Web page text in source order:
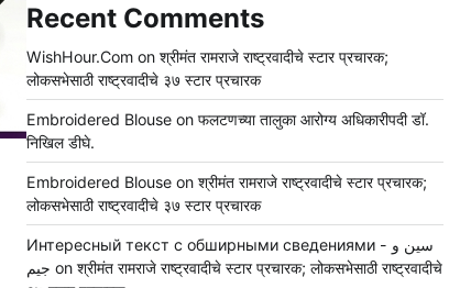
Recent Comments
WishHour.Comon श्रीमंत रामराजे राष्ट्रवादीचे स्टार प्रचारक;
लोकसभेसाठी राष्ट्रवादीचे ३७ स्टार प्रचारक
Embroidered Blouseon फलटणच्या तालुका आरोग्य अधिकारीपदी डॉ.
निखिल डीघे.
Embroidered Blouseon श्रीमंत रामराजे राष्ट्रवादीचे स्टार प्रचारक;
लोकसभेसाठी राष्ट्रवादीचे ३७ स्टार प्रचारक
Интересный текст с обширными сведениями - سين و
جيم on श्रीमंत रामराजे राष्ट्रवादीचे स्टार प्रचारक; लोकसभेसाठी राष्ट्रवादीचे